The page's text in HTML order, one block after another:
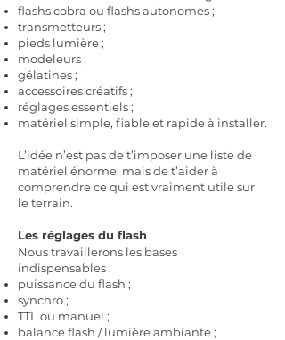
flashs cobra ou flashs autonomes ;
transmetteurs ;
pieds lumière ;
modeleurs ;
gélatines ;
accessoires créatifs ;
réglages essentiels ;
matériel simple, fiable et rapide à installer.
L’idée n’est pas de t’imposer une liste de
matériel énorme, mais de t’aider à
comprendre ce qui est vraiment utile sur
le terrain.
Les réglages du flash
Nous travaillerons les bases
indispensables :
puissance du flash ;
synchro ;
TTL ou manuel ;
balance flash / lumière ambiante ;